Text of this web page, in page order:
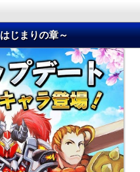
じまりの章～